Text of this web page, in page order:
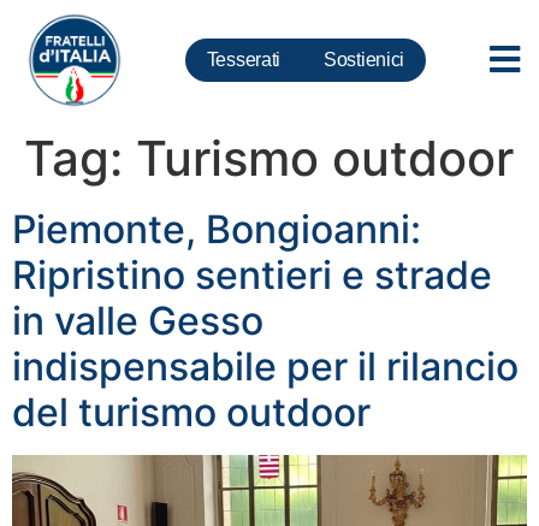
Tesserati Sostienici
Tag: Turismo outdoor
Piemonte, Bongioanni:
Ripristino sentieri e strade
in valle Gesso
indispensabile per il rilancio
del turismo outdoor